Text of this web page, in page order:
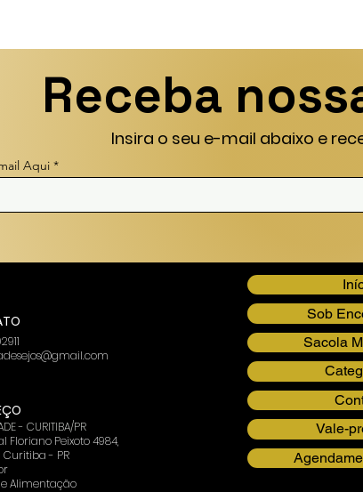
Receba
Insira o seu e-mail abaixo e
Aqui
- CURITIBA/PR
Floriano Peixoto 4984,
Curitiba - PR
Alimentação
Sob
Sacola
Vale-